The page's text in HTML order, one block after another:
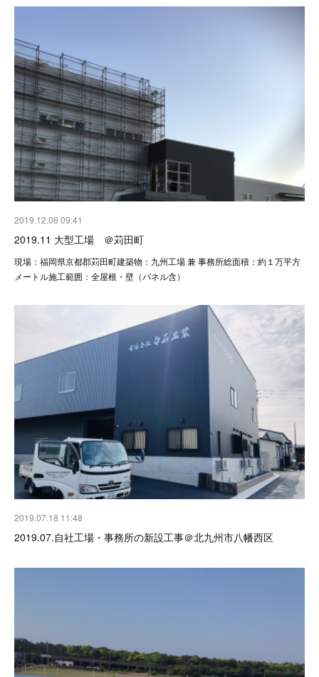
2019.12.06 09:41
2019.11 大型工場 ＠苅田町
現場：福岡県京都郡苅田町建築物：九州工場 兼 事務所総面積：約１万平方
メートル施工範囲：全屋根・壁（パネル含）
2019.07.18 11:48
2019.07.自社工場・事務所の新設工事＠北九州市八幡西区